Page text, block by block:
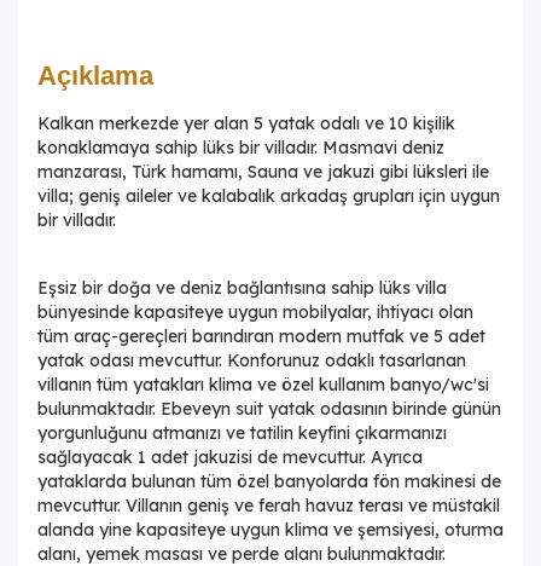
Açıklama
Kalkan merkezde yer alan 5 yatak odalı ve 10 kişilik
konaklamaya sahip lüks bir villadır. Masmavi deniz
manzarası, Türk hamamı, Sauna ve jakuzi gibi lüksleri ile
villa; geniş aileler ve kalabalık arkadaş grupları için uygun
bir villadır.
Eşsiz bir doğa ve deniz bağlantısına sahip lüks villa
bünyesinde kapasiteye uygun mobilyalar, ihtiyacı olan
tüm araç-gereçleri barındıran modern mutfak ve 5 adet
yatak odası mevcuttur. Konforunuz odaklı tasarlanan
villanın tüm yatakları klima ve özel kullanım banyo/wc'si
bulunmaktadır. Ebeveyn suit yatak odasının birinde günün
yorgunluğunu atmanızı ve tatilin keyfini çıkarmanızı
sağlayacak 1 adet jakuzisi de mevcuttur. Ayrıca
yataklarda bulunan tüm özel banyolarda fön makinesi de
mevcuttur. Villanın geniş ve ferah havuz terası ve müstakil
alanda yine kapasiteye uygun klima ve şemsiyesi, oturma
alanı, yemek masası ve perde alanı bulunmaktadır.